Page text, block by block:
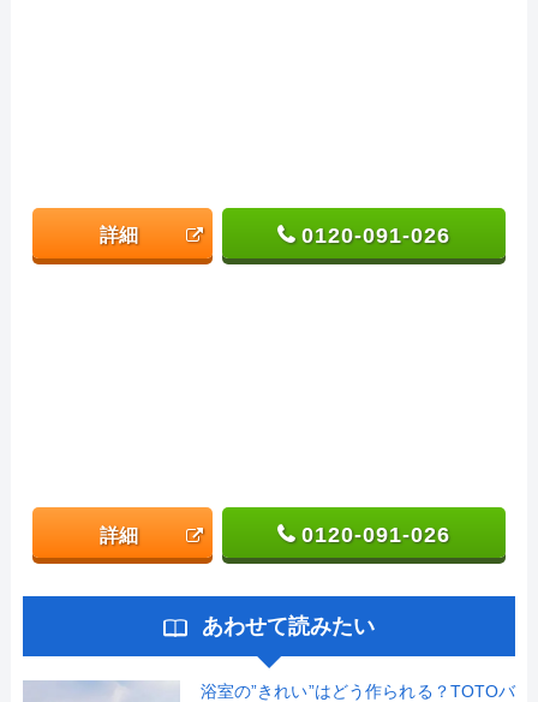
詳細 0120-091-026
詳細 0120-091-026
あわせて読みたい
浴室の”きれい”はどう作られる？TOTOバ